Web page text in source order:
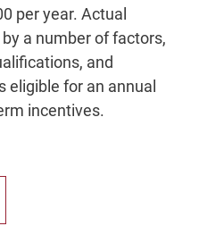
per year. Actual
a number of factors,
and
eligible for an annual
incentives.